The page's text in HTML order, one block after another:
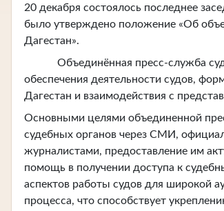
20 декабря состоялось последнее
было утверждено положение «Об
Дагестан».
Объединённая пресс-служба
обеспечения деятельности судов,
Дагестан и взаимодействия с
Основными целями объединенной
судебных органов через СМИ,
журналистами, предоставление им
помощь в получении доступа к
аспектов работы судов для широкой
процесса, что способствует